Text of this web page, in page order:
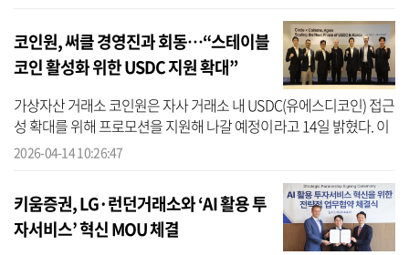
코인원, 써클 경영진과 회동…“스테이블
코인 활성화 위한 USDC 지원 확대”
가상자산 거래소 코인원은 자사 거래소 내 USDC(유에스디코인) 접근
성 확대를 위해 프로모션을 지원해 나갈 예정이라고 14일 밝혔다. 이
번 결정은 최근 코인원과 미국 가상자산 기업 ‘써클(Circle)’ 간 경영진
2026-04-14 10:26:47
키움증권, LG·런던거래소와 ‘AI 활용 투
자서비스’ 혁신 MOU 체결